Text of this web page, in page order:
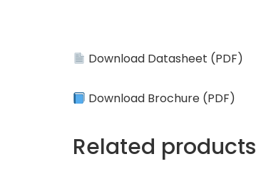
Download Datasheet (PDF)
Download Brochure (PDF)
Related products